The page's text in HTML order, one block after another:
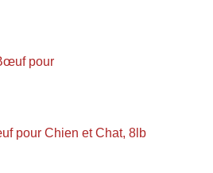
pour Chien et Chat, 8lb